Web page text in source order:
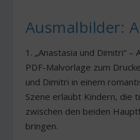
Ausmalbilder:
1. „Anastasia und Dimitri“
PDF-Malvorlage zum
und Dimitri in einem
Szene erlaubt Kindern, die
zwischen den beiden
bringen.